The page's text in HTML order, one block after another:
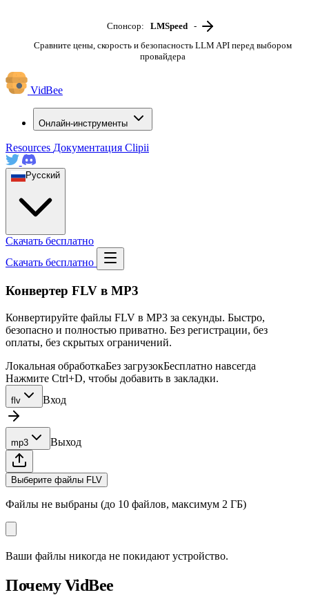
Спонсор: LMSpeed -
Сравните цены, скорость и безопасность LLM API перед выбором
провайдера
VidBee
Онлайн-инструменты
Resources Документация Clipii
Русский
Скачать бесплатно
Скачать бесплатно
Конвертер FLV в MP3
Конвертируйте файлы FLV в MP3 за секунды. Быстро,
безопасно и полностью приватно. Без регистрации, без
оплаты, без скрытых ограничений.
Локальная обработкаБез загрузокБесплатно навсегда
Нажмите Ctrl+D, чтобы добавить в закладки.
flv Вход
mp3 Выход
Выберите файлы FLV
Файлы не выбраны (до 10 файлов, максимум 2 ГБ)
Ваши файлы никогда не покидают устройство.
Почему VidBee